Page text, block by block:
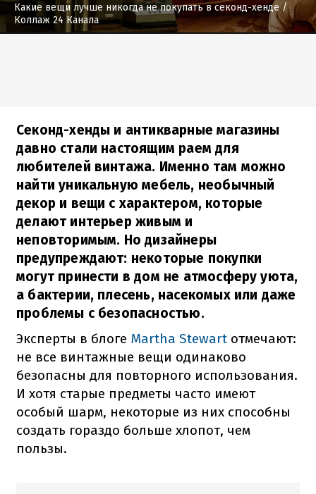
Какие вещи лучше никогда не покупать в секонд-хенде/
Коллаж 24 Канала
Секонд-хенды и антикварные магазины
давно стали настоящим раем для
любителей винтажа. Именно там можно
найти уникальную мебель, необычный
декор и вещи с характером, которые
делают интерьер живым и
неповторимым. Но дизайнеры
предупреждают: некоторые покупки
могут принести в дом не атмосферу уюта,
а бактерии, плесень, насекомых или даже
проблемы с безопасностью.
Эксперты в блоге Martha Stewart отмечают:
не все винтажные вещи одинаково
безопасны для повторного использования.
И хотя старые предметы часто имеют
особый шарм, некоторые из них способны
создать гораздо больше хлопот, чем
пользы.